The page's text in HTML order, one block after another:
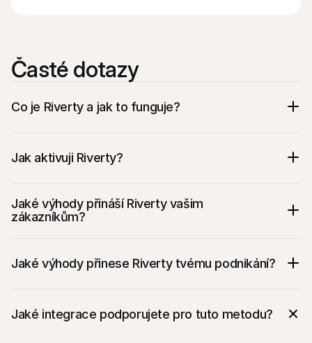
Časté dotazy
Co je Riverty a jak to funguje?
Jak aktivuji Riverty?
Jaké výhody přináší Riverty vašim
zákazníkům?
Jaké výhody přinese Riverty tvému podnikání?
Jaké integrace podporujete pro tuto metodu?